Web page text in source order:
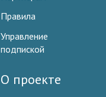
Правила
Управление
подпиской
О проекте